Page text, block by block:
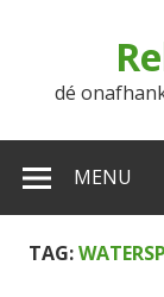
dé
MENU
TAG: